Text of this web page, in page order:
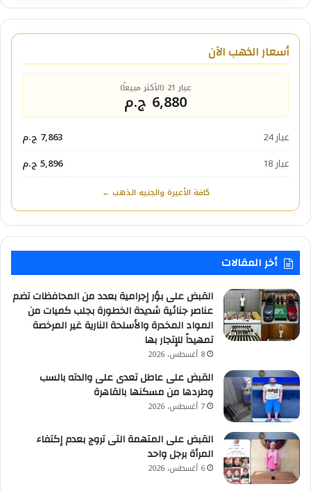
أسعار الذهب الآن
عيار 21 (الأكثر مبيعاً)
6,880 ج.م
عيار 24
7,863 ج.م
عيار 18
5,896 ج.م
كافة الأعيرة والجنيه الذهب ←
أخر المقالات
القبض على بؤر إجرامية بعدد من المحافظات تضم
عناصر جنائية شديدة الخطورة بجلب كميات من
المواد المخدرة والأسلحة النارية غير المرخصة
تمهيداً للإتجار بها
8 أغسطس، 2026
القبض على عاطل تعدى على والدته بالسب
وطردها من مسكنها بالقاهرة
7 أغسطس، 2026
القبض على المتهمة التى تروج بعدم إكتفاء
المرأة برجل واحد
6 أغسطس، 2026